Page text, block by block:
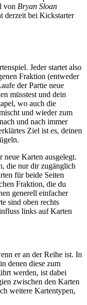
von Bryan Sloan
derzeit bei Kickstarter
Jeder startet also
Fraktion (entweder
der Partie neue
müsstest und dein
wo auch die
und wieder zum
und nach immer
Ziel ist es, deinen
Karten ausgelegt.
die nur dir zugänglich
für beide Seiten
Fraktion, die du
generell einfacher
sind oben rechts
links auf Karten
er an der Reihe ist. In
denen diese zum
werden, ist dabei
zwischen den Karten
weitere Kartentypen,